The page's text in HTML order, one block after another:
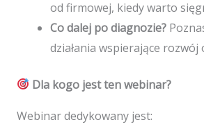
od firmowej, kiedy warto
Co dalej po diagnozie?
działania wspierające rozwój
Dla kogo jest ten webinar?
Webinar dedykowany jest: